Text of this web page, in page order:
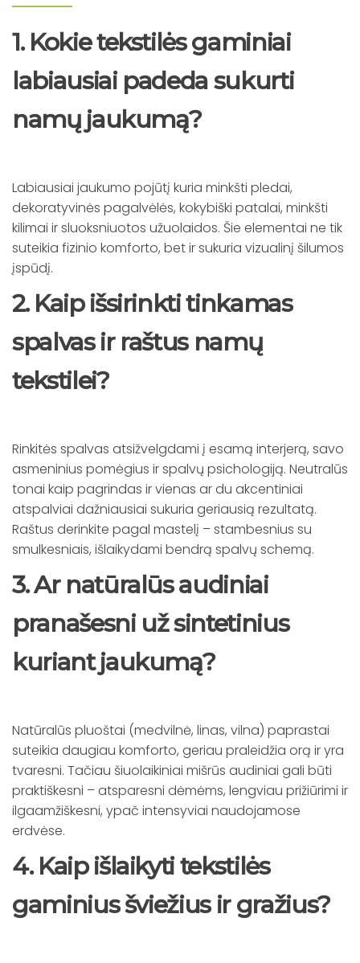
1. Kokie tekstilės gaminiai
labiausiai padeda sukurti
namų jaukumą?
Labiausiai jaukumo pojūtį kuria minkšti pledai,
dekoratyvinės pagalvėlės, kokybiški patalai, minkšti
kilimai ir sluoksniuotos užuolaidos. Šie elementai ne tik
suteikia fizinio komforto, bet ir sukuria vizualinį šilumos
įspūdį.
2. Kaip išsirinkti tinkamas
spalvas ir raštus namų
tekstilei?
Rinkitės spalvas atsižvelgdami į esamą interjerą, savo
asmeninius pomėgius ir spalvų psichologiją. Neutralūs
tonai kaip pagrindas ir vienas ar du akcentiniai
atspalviai dažniausiai sukuria geriausią rezultatą.
Raštus derinkite pagal mastelį – stambesnius su
smulkesniais, išlaikydami bendrą spalvų schemą.
3. Ar natūralūs audiniai
pranašesni už sintetinius
kuriant jaukumą?
Natūralūs pluoštai (medvilnė, linas, vilna) paprastai
suteikia daugiau komforto, geriau praleidžia orą ir yra
tvaresni. Tačiau šiuolaikiniai mišrūs audiniai gali būti
praktiškesni – atsparesni dėmėms, lengviau prižiūrimi ir
ilgaamžiškesni, ypač intensyviai naudojamose
erdvėse.
4. Kaip išlaikyti tekstilės
gaminius šviežius ir gražius?